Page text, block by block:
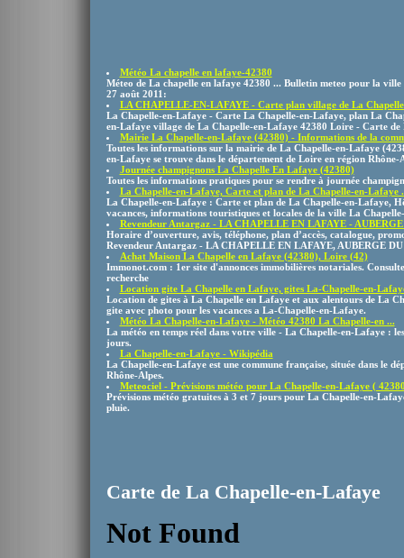
Météo La chapelle en lafaye-42380
Méteo de La chapelle en lafaye 42380 ... Bulletin meteo pour la
27 août 2011:
LA CHAPELLE-EN-LAFAYE - Carte plan village de La
La Chapelle-en-Lafaye - Carte La Chapelle-en-Lafaye, plan La
en-Lafaye village de La Chapelle-en-Lafaye 42380 Loire - Carte de
Mairie La Chapelle-en-Lafaye (42380) - Informations de la
Toutes les informations sur la mairie de La Chapelle-en-Lafaye
en-Lafaye se trouve dans le département de Loire en région Rhône-
Journée champignons La Chapelle En Lafaye (42380)
Toutes les informations pratiques pour se rendre à journée
La Chapelle-en-Lafaye, Carte et plan de La Chapelle-en-Lafaye
La Chapelle-en-Lafaye : Carte et plan de La Chapelle-en-Lafaye,
vacances, informations touristiques et locales de la ville La
Revendeur Antargaz - LA CHAPELLE EN LAFAYE -
Horaire d’ouverture, avis, téléphone, plan d’accès, catalogue,
Revendeur Antargaz - LA CHAPELLE EN LAFAYE, AUBERGE
Achat Maison La Chapelle en Lafaye (42380), Loire (42)
Immonot.com : 1er site d'annonces immobilières notariales.
recherche
Location gite La Chapelle en Lafaye, gites La-Chapelle-en-
Location de gites à La Chapelle en Lafaye et aux alentours de La
gite avec photo pour les vacances a La-Chapelle-en-Lafaye.
Météo La Chapelle-en-Lafaye - Météo 42380 La Chapelle-en ...
La météo en temps réel dans votre ville - La Chapelle-en-Lafaye :
jours.
La Chapelle-en-Lafaye - Wikipédia
La Chapelle-en-Lafaye est une commune française, située dans le
Rhône-Alpes.
Meteociel - Prévisions météo pour La Chapelle-en-Lafaye (
Prévisions météo gratuites à 3 et 7 jours pour La Chapelle-en-
pluie.
Carte de La Chapelle-en-Lafaye